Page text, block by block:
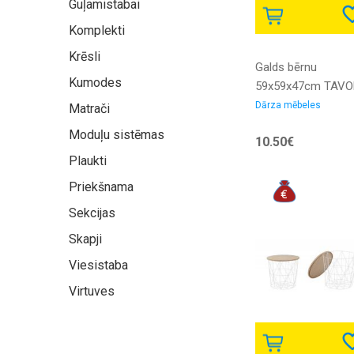
Guļamistabai
Komplekti
Krēsli
Kumodes
Matrači
Moduļu sistēmas
Plaukti
Priekšnama
Sekcijas
Skapji
Viesistaba
Virtuves
Galds bērnu
59x59x47cm
| 8009271060500 |
1060500
Dārza mēbeles
10.50€